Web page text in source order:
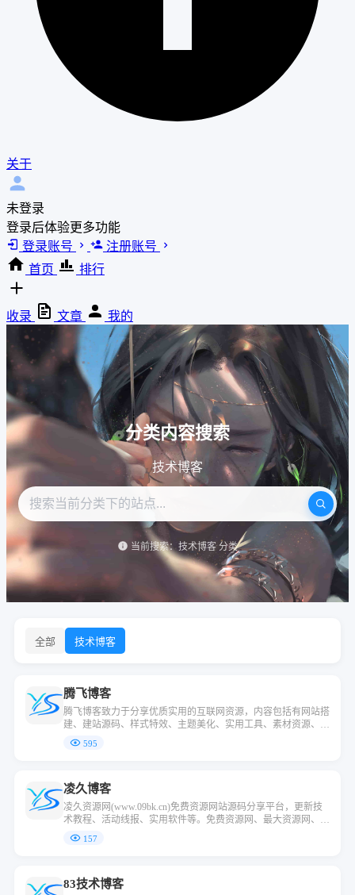
关于
未登录
登录后体验更多功能
登录账号
注册账号
首页
排行
收录 文章 我的
分类内容搜索
技术博客
当前搜索：技术博客 分类
全部 技术博客
腾飞博客
腾飞博客致力于分享优质实用的互联网资源，内容包括有网站搭
建、建站源码、样式特效、主题美化、实用工具、素材资源、技
术教程，致力打造一个IT博客
595
凌久博客
凌久资源网(www.09bk.cn)免费资源网站源码分享平台，更新技
术教程、活动线报、实用软件等。免费资源网、最大资源网、源
码资源网。免费提供ASP、PHP、JSP、HTML5网站源码下载，
网站模板、专注于收集精品源码的专业性网站！
157
83技术博客